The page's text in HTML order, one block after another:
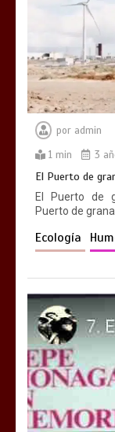
por admin
1 min
3
El Puerto de
El Puerto de
Puerto de
Ecología